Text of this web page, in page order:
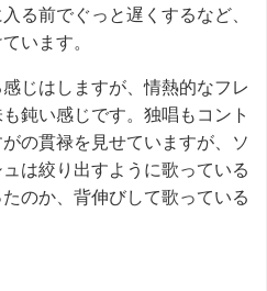
る前でぐっと遅くするなど、
います。
じはしますが、情熱的なフレ
鈍い感じです。独唱もコント
の貫禄を見せていますが、ソ
は絞り出すように歌っている
のか、背伸びして歌っている